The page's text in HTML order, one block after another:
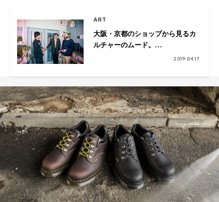
ART
大阪・京都のショップから見るカ
ルチャーのムード。
2019.04.17